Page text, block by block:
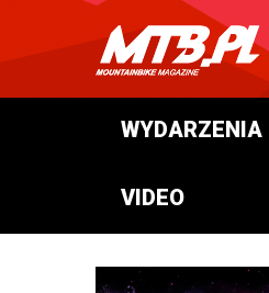
WYDARZENIA
VIDEO